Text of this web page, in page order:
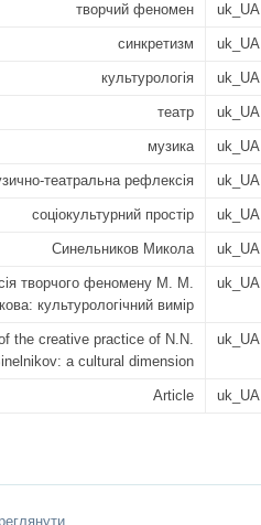
творчий феномен uk_UA
синкретизм uk_UA
культурологія uk_UA
театр uk_UA
музика uk_UA
театральна рефлексія uk_UA
соціокультурний простір uk_UA
Синельников Микола uk_UA
творчого феномену М. М.
культурологічний вимір
uk_UA
the creative practice of N.N.
a cultural dimension
uk_UA
Article uk_UA